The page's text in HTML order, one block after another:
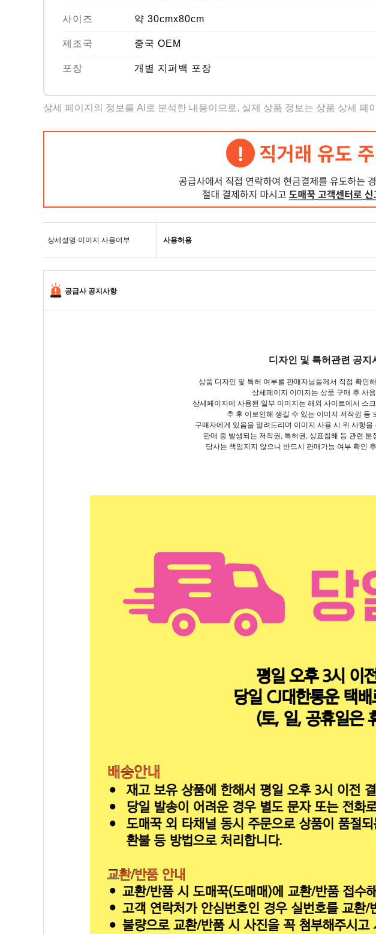
사이즈 약 30cmx80cm
제조국 중국 OEM
포장 개별 지퍼백 포장
상세 페이지의 정보를 AI로 분석한 내용이므로, 실제 상품 정보는 상품 상세 페
상세설명 이미지 사용여부 사용허용
공급사 공지사항
디자인 및 특허관련 공지
상품 디자인 및 특허 여부를 판매자님들께서 직접 확인
상세페이지 이미지는 상품 구매 후 사
상세페이지에 사용된 일부 이미지는 해외 사이트에서 스
추 후 이로인해 생길 수 있는 이미지 저작권 등
구매자에게 있음을 알려드리며 이미지 사용 시 위 사항
판매 중 발생되는 저작권, 특허권, 상표침해 등 관련 분
당사는 책임지지 않으니 반드시 판매가능 여부 확인